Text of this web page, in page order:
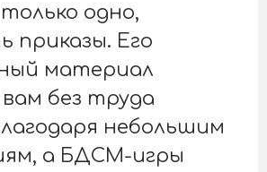
одно,
приказы. Его
материал
без труда
небольшим
а БДСМ-игры